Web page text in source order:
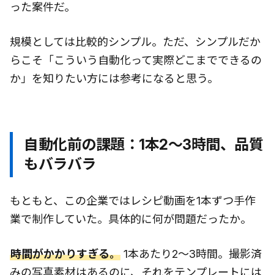
った案件だ。
規模としては比較的シンプル。ただ、シンプルだか
らこそ「こういう自動化って実際どこまでできるの
か」を知りたい方には参考になると思う。
自動化前の課題：1本2〜3時間、品質
もバラバラ
もともと、この企業ではレシピ動画を1本ずつ手作
業で制作していた。具体的に何が問題だったか。
時間がかかりすぎる。 1本あたり2〜3時間。撮影済
みの写真素材はあるのに、それをテンプレートには